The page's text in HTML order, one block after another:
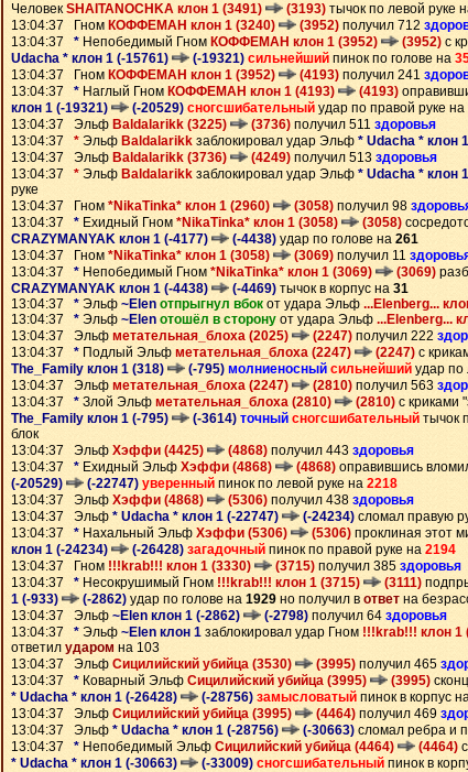
ЧеловекSHAITANOCHKA клон 1 (3491) (3193) тычок по левой руке
13:04:37 Гном КОФФЕМАН клон 1 (3240) (3952) получил 712
13:04:37 * Непобедимый Гном КОФФЕМАН клон 1 (3952) (3952) с
Udacha * клон 1 (-15761)
(-19321) сильнейший пинок по голове на
13:04:37 Гном КОФФЕМАН клон 1 (3952) (4193) получил 241
13:04:37 * Наглый Гном КОФФЕМАН клон 1 (4193) (4193)
клон 1 (-19321)
(-20529) сногсшибательный удар по правой руке на
13:04:37 Эльф Baldalarikk (3225) (3736) получил 511 здоровья
13:04:37 * Эльф Baldalarikk заблокировал удар Эльф * Udacha * клон
13:04:37 Эльф Baldalarikk (3736) (4249) получил 513 здоровья
13:04:37 * Эльф Baldalarikk заблокировал удар Эльф * Udacha * клон
руке
13:04:37 Гном *NikaTinka* клон 1 (2960) (3058) получил 98
13:04:37 * Ехидный Гном *NikaTinka* клон 1 (3058) (3058)
CRAZYMANYAK клон 1 (-4177)
(-4438) удар по голове на 261
13:04:37 Гном *NikaTinka* клон 1 (3058) (3069) получил 11
13:04:37 * Непобедимый Гном *NikaTinka* клон 1 (3069) (3069)
CRAZYMANYAK клон 1 (-4438)
(-4469) тычок в корпус на 31
13:04:37 * Эльф ~Elen отпрыгнул вбок от удара Эльф ...Elenberg...
13:04:37 * Эльф ~Elen отошёл в сторону от удара Эльф ...Elenberg...
13:04:37 Эльф метательная_блоха (2025) (2247) получил 222
13:04:37 * Подлый Эльф метательная_блоха (2247) (2247) с
The_Family клон 1 (318)
(-795) молниеносный сильнейший удар по
13:04:37 Эльф метательная_блоха (2247) (2810) получил 563
13:04:37 * Злой Эльф метательная_блоха (2810) (2810) с криками
The_Family клон 1 (-795)
(-3614) точный сногсшибательный тычок
блок
13:04:37 Эльф Хэффи (4425) (4868) получил 443 здоровья
13:04:37 * Ехидный Эльф Хэффи (4868) (4868) оправившись
(-20529)
(-22747) уверенный пинок по левой руке на 2218
13:04:37 Эльф Хэффи (4868) (5306) получил 438 здоровья
13:04:37 Эльф * Udacha * клон 1 (-22747) (-24234) сломал правую
13:04:37 * Нахальный Эльф Хэффи (5306) (5306) проклиная этот
клон 1 (-24234)
(-26428) загадочный пинок по правой руке на 2194
13:04:37 Гном !!!krab!!! клон 1 (3330) (3715) получил 385 здоровья
13:04:37 * Несокрушимый Гном !!!krab!!! клон 1 (3715) (3111)
1 (-933)
(-2862) удар по голове на 1929 но получил в ответ на
13:04:37 Эльф ~Elen клон 1 (-2862) (-2798) получил 64 здоровья
13:04:37 * Эльф ~Elen клон 1 заблокировал удар Гном !!!krab!!! клон 1
ответил ударом на 103
13:04:37 Эльф Сицилийский убийца (3530) (3995) получил 465
13:04:37 * Коварный Эльф Сицилийский убийца (3995) (3995)
* Udacha * клон 1 (-26428)
(-28756) замысловатый пинок в корпус
13:04:37 Эльф Сицилийский убийца (3995) (4464) получил 469
13:04:37 Эльф * Udacha * клон 1 (-28756) (-30663) сломал ребра и
13:04:37 * Непобедимый Эльф Сицилийский убийца (4464) (4464)
* Udacha * клон 1 (-30663)
(-33009) сногсшибательный пинок в